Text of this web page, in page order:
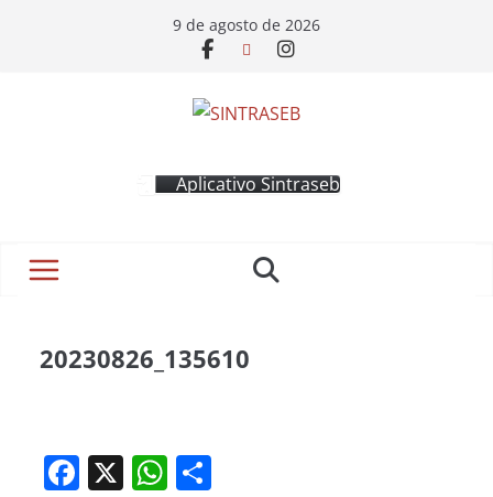
9 de agosto de 2026
Aplicativo Sintraseb
20230826_135610
F X W